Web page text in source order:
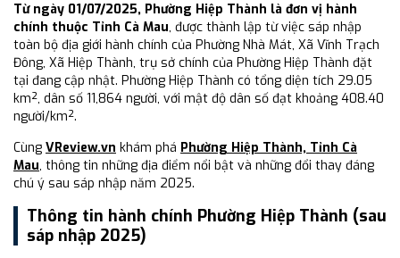
Từ ngày 01/07/2025, Phường Hiệp Thành là đơn vị hành
chính thuộc Tỉnh Cà Mau, được thành lập từ việc sáp nhập
toàn bộ địa giới hành chính của Phường Nhà Mát, Xã Vĩnh Trạch
Đông, Xã Hiệp Thành, trụ sở chính của Phường Hiệp Thành đặt
tại đang cập nhật. Phường Hiệp Thành có tổng diện tích 29.05
km², dân số 11,864 người, với mật độ dân số đạt khoảng 408.40
người/km².
Cùng VReview.vn khám phá Phường Hiệp Thành, Tỉnh Cà
Mau, thông tin những địa điểm nổi bật và những đổi thay đáng
chú ý sau sáp nhập năm 2025.
Thông tin hành chính Phường Hiệp Thành (sau
sáp nhập 2025)